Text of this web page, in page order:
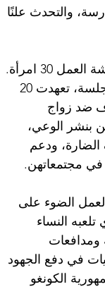
والتحدث علنًا
شاركت في ورشة العمل 30 امرأة.
ضد زواج
بنشر الوعي،
ودعم
في مجتمعاتهن.
الضوء على
تلعبه النساء
ومدافعات
في دفع الجهود
الكونغو